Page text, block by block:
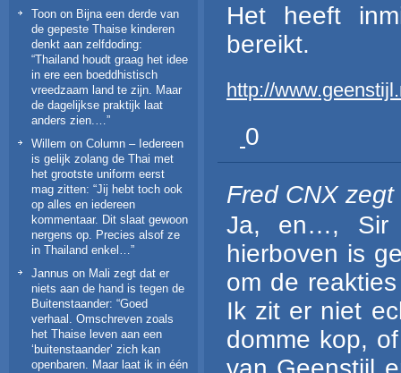
Toon on Bijna een derde van
de gepeste Thaise kinderen
denkt aan zelfdoding:
“Thailand houdt graag het idee
in ere een boeddhistisch
vreedzaam land te zijn. Maar
de dagelijkse praktijk laat
anders zien.…”
Willem on Column – Iedereen
is gelijk zolang de Thai met
het grootste uniform eerst
mag zitten: “Jij hebt toch ook
op alles en iedereen
kommentaar. Dit slaat gewoon
nergens op. Precies alsof ze
in Thailand enkel…”
Jannus on Mali zegt dat er
niets aan de hand is tegen de
Buitenstaander: “Goed
verhaal. Omschreven zoals
het Thaise leven aan een
‘buitenstaander’ zich kan
openbaren. Maar laat ik in één
Het heeft
bereikt.
http://
0
Fred CNX zegt
Ja, en…, Sir
hierboven is
om de
Ik zit er niet
domme kop,